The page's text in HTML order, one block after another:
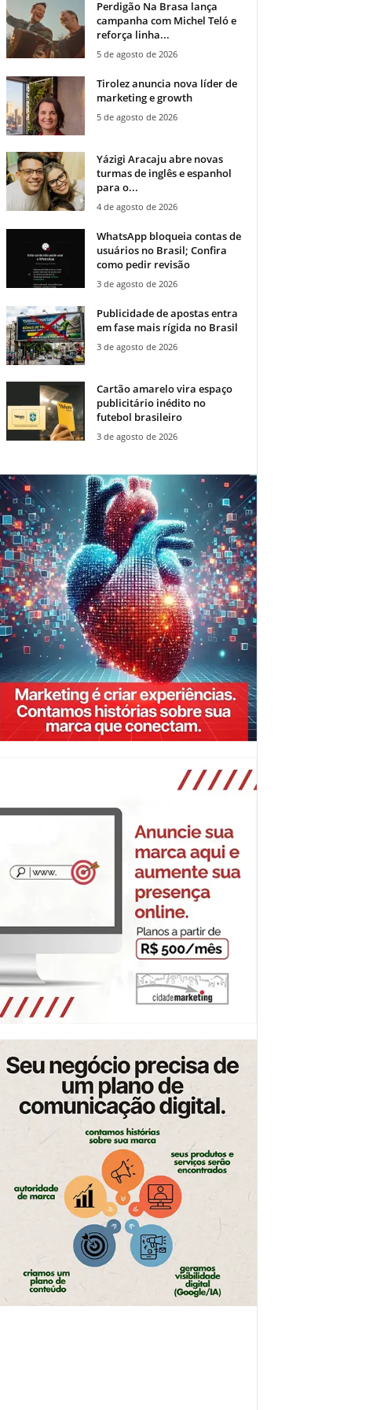
Perdigão Na Brasa lança
campanha com Michel Teló e
reforça linha...
5 de agosto de 2026
Tirolez anuncia nova líder de
marketing e growth
5 de agosto de 2026
Yázigi Aracaju abre novas
turmas de inglês e espanhol
para o...
4 de agosto de 2026
WhatsApp bloqueia contas de
usuários no Brasil; Confira
como pedir revisão
3 de agosto de 2026
Publicidade de apostas entra
em fase mais rígida no Brasil
3 de agosto de 2026
Cartão amarelo vira espaço
publicitário inédito no
futebol brasileiro
3 de agosto de 2026